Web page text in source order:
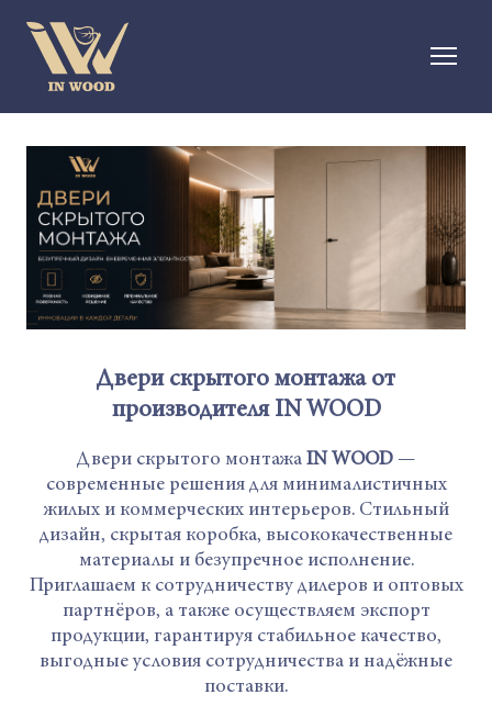
Двери скрытого монтажа от
производителя IN WOOD
Двери скрытого монтажаIN WOOD —
современные решения для минималистичных
жилых и коммерческих интерьеров. Стильный
дизайн, скрытая коробка, высококачественные
материалы и безупречное исполнение.
Приглашаем к сотрудничеству дилеров и оптовых
партнёров, а также осуществляем экспорт
продукции, гарантируя стабильное качество,
выгодные условия сотрудничества и надёжные
поставки.